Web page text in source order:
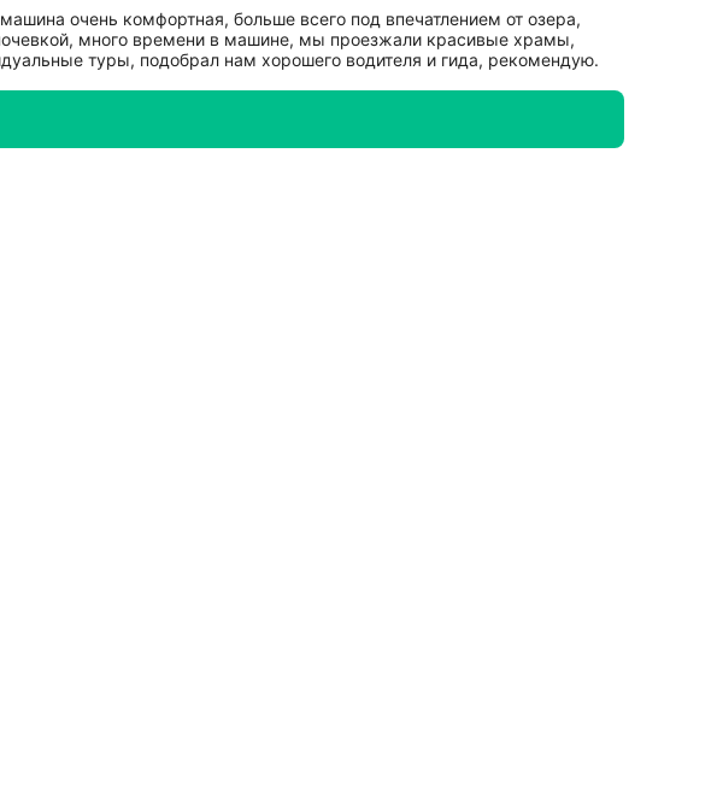
очень комфортная, больше всего под впечатлением от озера,
много времени в машине, мы проезжали красивые храмы,
туры, подобрал нам хорошего водителя и гида, рекомендую.